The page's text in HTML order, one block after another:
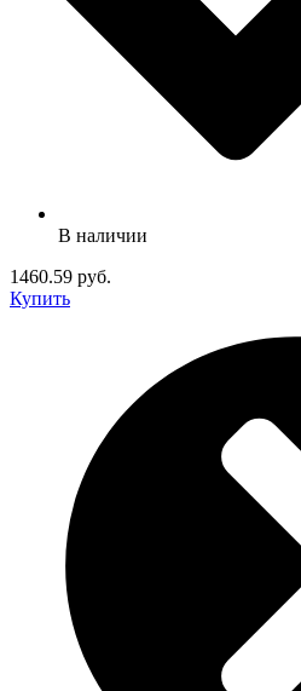
В наличии
1460.59 руб.
Купить